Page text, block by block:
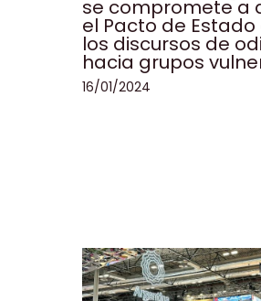
se compromete a
el Pacto de
los discursos de
hacia grupos
16/01/2024